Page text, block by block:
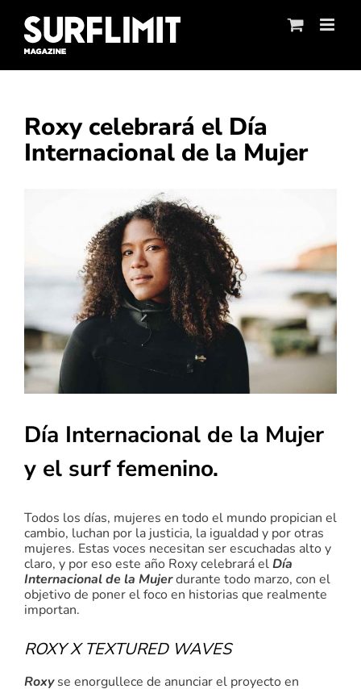
content
Roxy celebrará el Día
Internacional de la Mujer
Día Internacional de la Mujer
y el surf femenino.
Todos los días, mujeres en todo el mundo propician el
cambio, luchan por la justicia, la igualdad y por otras
mujeres. Estas voces necesitan ser escuchadas alto y
claro, y por eso este año Roxy celebrará elDía
Internacional de la Mujerdurante todo marzo, con el
objetivo de poner el foco en historias que realmente
importan.
ROXY X TEXTURED WAVES
Roxyse enorgullece de anunciar el proyecto en